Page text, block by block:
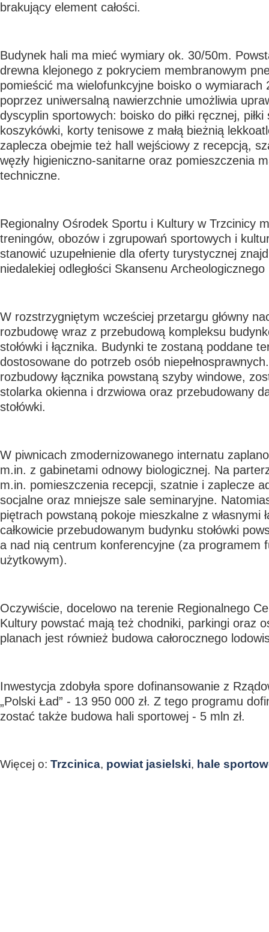
brakujący element całości.
Budynek hali ma mieć wymiary ok. 30/50m.
drewna klejonego z pokryciem membranowym
pomieścić ma wielofunkcyjne boisko o wymiarach
poprzez uniwersalną nawierzchnie umożliwia
dyscyplin sportowych: boisko do piłki ręcznej, piłki
koszykówki, korty tenisowe z małą bieżnią
zaplecza obejmie też hall wejściowy z recepcją,
węzły higieniczno-sanitarne oraz pomieszczenia
techniczne.
Regionalny Ośrodek Sportu i Kultury w Trzcinicy
treningów, obozów i zgrupowań sportowych i
stanowić uzupełnienie dla oferty turystycznej
niedalekiej odległości Skansenu
W rozstrzygniętym wcześciej przetargu główny
rozbudowę wraz z przebudową kompleksu
stołówki i łącznika. Budynki te zostaną poddane
dostosowane do potrzeb osób
rozbudowy łącznika powstaną szyby windowe,
stolarka okienna i drzwiowa oraz przebudowany
stołówki.
W piwnicach zmodernizowanego internatu
m.in. z gabinetami odnowy biologicznej. Na
m.in. pomieszczenia recepcji, szatnie i zaplecze
socjalne oraz mniejsze sale seminaryjne.
piętrach powstaną pokoje mieszkalne z własnymi
całkowicie przebudowanym budynku stołówki
a nad nią centrum konferencyjne (za programem
użytkowym).
Oczywiście, docelowo na terenie Regionalnego
Kultury powstać mają też chodniki, parkingi oraz
planach jest również budowa całorocznego
Inwestycja zdobyła spore dofinansowanie z
„Polski Ład” - 13 950 000 zł. Z tego programu
zostać także budowa hali sportowej - 5 mln zł.
Więcej o: Trzcinica, powiat jasielski, hale